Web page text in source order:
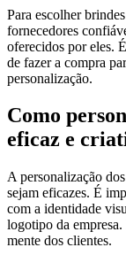
Para escolher
fornecedores
oferecidos por eles.
de fazer a compra
personalização.
Como
eficaz e
A personalização
sejam eficazes. É
com a identidade
logotipo da
mente dos clientes.